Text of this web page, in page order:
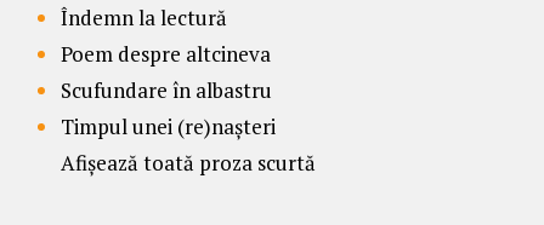
Îndemn la lectură
Poem despre altcineva
Scufundare în albastru
Timpul unei (re)nașteri
Afișează toată proza scurtă